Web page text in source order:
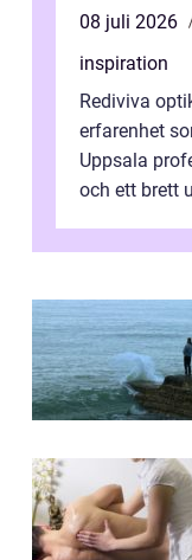
08 juli 2026
inspiration
Rediviva
erfarenhet
Uppsala
och ett brett